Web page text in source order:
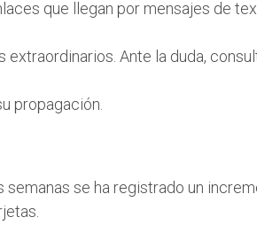
que llegan por mensajes de
Ante la duda,
propagación.
se ha registrado un